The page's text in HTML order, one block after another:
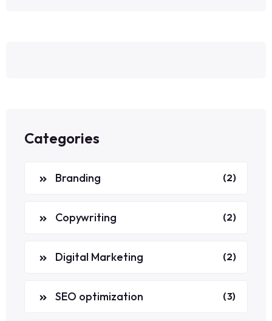
Categories
Branding (2)
Copywriting (2)
Digital Marketing (2)
SEO optimization (3)